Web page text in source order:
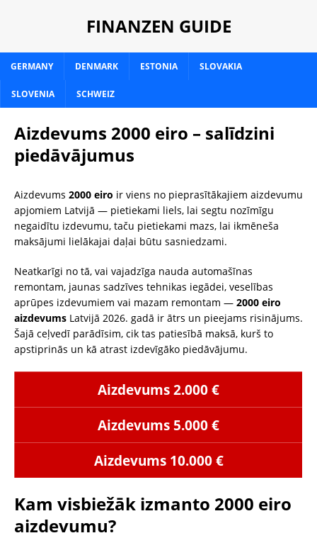
FINANZEN GUIDE
GERMANY DENMARK ESTONIA SLOVAKIA
SLOVENIA SCHWEIZ
Aizdevums 2000 eiro – salīdzini
piedāvājumus
Aizdevums 2000 eiro ir viens no pieprasītākajiem aizdevumu
apjomiem Latvijā — pietiekami liels, lai segtu nozīmīgu
negaidītu izdevumu, taču pietiekami mazs, lai ikmēneša
maksājumi lielākajai daļai būtu sasniedzami.
Neatkarīgi no tā, vai vajadzīga nauda automašīnas
remontam, jaunas sadzīves tehnikas iegādei, veselības
aprūpes izdevumiem vai mazam remontam — 2000 eiro
aizdevums Latvijā 2026. gadā ir ātrs un pieejams risinājums.
Šajā ceļvedī parādīsim, cik tas patiesībā maksā, kurš to
apstiprinās un kā atrast izdevīgāko piedāvājumu.
Aizdevums 2.000 €
Aizdevums 5.000 €
Aizdevums 10.000 €
Kam visbiežāk izmanto 2000 eiro
aizdevumu?